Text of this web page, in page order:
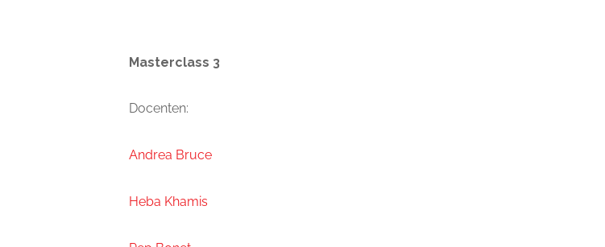
Masterclass 3
Docenten:
Andrea Bruce
Heba Khamis